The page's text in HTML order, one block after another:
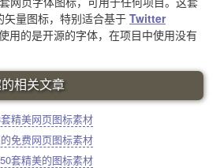
量图标，特别适合基于 Twitter
用的是开源的字体，在项目中使用没有
相关文章
精美网页图标素材
免费网页图标素材
套精美的图标素材